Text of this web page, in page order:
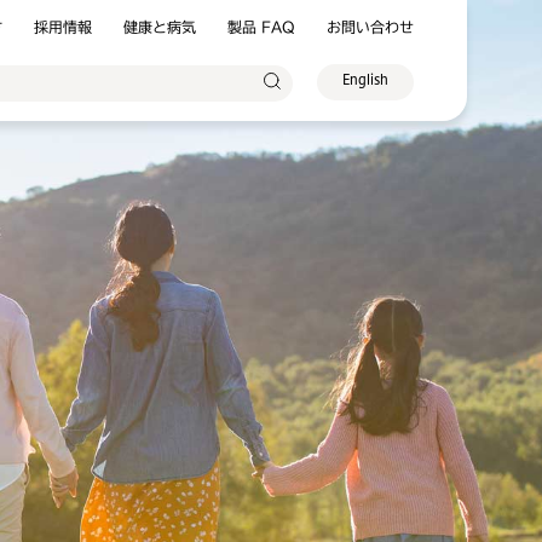
採用情報 健康と病気 製品 FAQ お問い合わせ
English